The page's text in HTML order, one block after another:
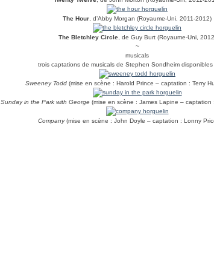
The Hour , d’Abby Morgan (Royaume-Uni, 2011-2012)
The Bletchley Circle, de Guy Burt (Royaume-Uni,
~
musicals
trois captations de musicals de Stephen Sondheim disponibles
Sweeney Todd (mise en scène : Harold Prince – captation : Terry
Sunday in the Park with George (mise en scène : James Lapine – captation
Company(mise en scène : John Doyle – captation : Lonny